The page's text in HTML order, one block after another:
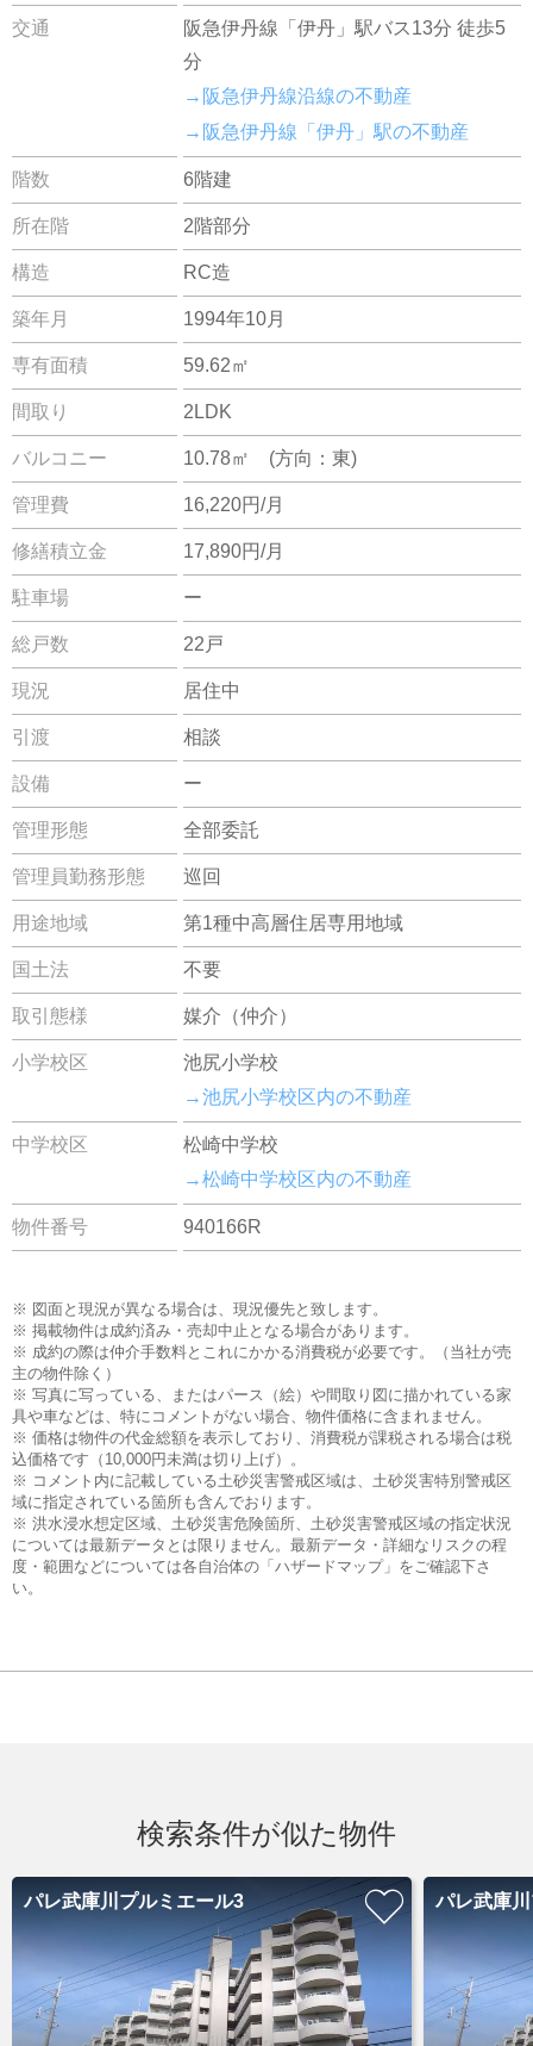
交通
阪急伊丹線「伊丹」駅バス13分 徒歩5
分
→阪急伊丹線沿線の不動産
→阪急伊丹線「伊丹」駅の不動産
階数 6階建
所在階 2階部分
構造 RC造
築年月 1994年10月
専有面積 59.62㎡
間取り 2LDK
バルコニー 10.78㎡ (方向：東)
管理費 16,220円/月
修繕積立金 17,890円/月
駐車場 ー
総戸数 22戸
現況 居住中
引渡 相談
設備 ー
管理形態 全部委託
管理員勤務形態 巡回
用途地域 第1種中高層住居専用地域
国土法 不要
取引態様 媒介（仲介）
小学校区
池尻小学校
→池尻小学校区内の不動産
中学校区
松崎中学校
→松崎中学校区内の不動産
物件番号 940166R
※ 図面と現況が異なる場合は、現況優先と致します。
※ 掲載物件は成約済み・売却中止となる場合があります。
※ 成約の際は仲介手数料とこれにかかる消費税が必要です。（当社が売
主の物件除く）
※ 写真に写っている、またはパース（絵）や間取り図に描かれている家
具や車などは、特にコメントがない場合、物件価格に含まれません。
※ 価格は物件の代金総額を表示しており、消費税が課税される場合は税
込価格です（10,000円未満は切り上げ）。
※ コメント内に記載している土砂災害警戒区域は、土砂災害特別警戒区
域に指定されている箇所も含んでおります。
※ 洪水浸水想定区域、土砂災害危険箇所、土砂災害警戒区域の指定状況
については最新データとは限りません。最新データ・詳細なリスクの程
度・範囲などについては各自治体の「ハザードマップ」をご確認下さ
い。
検索条件が似た物件
パレ武庫川プルミエール3 パレ武庫